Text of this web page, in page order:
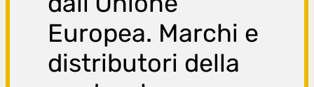
Europea. Marchi e
distributori della